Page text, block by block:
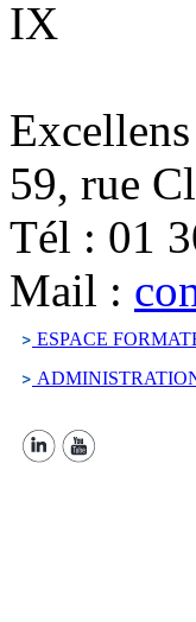
IX
59, rue
Tél : 01
Mail :
ESPACE